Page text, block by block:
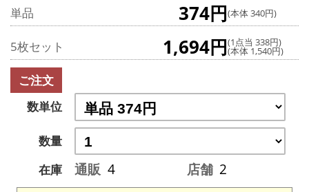
単品 374円(本体 340円)
5枚セット 1,694円(1点当 338円)
(本体 1,540円)
ご注文
数単位
数量
在庫
通販 4 店舗 2